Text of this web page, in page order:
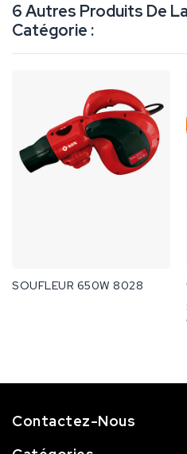
6 Autres Produits De
Catégorie :
SOUFLEUR 650W 8028
Contactez-Nous